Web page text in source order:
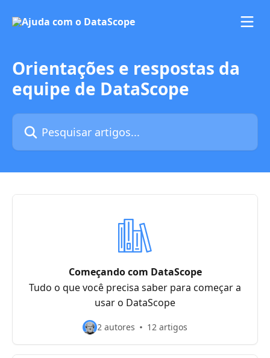
Orientações e respostas da
equipe de DataScope
Pesquisar artigos...
Começando com DataScope
Tudo o que você precisa saber para começar a
usar o DataScope
2 autores 12 artigos